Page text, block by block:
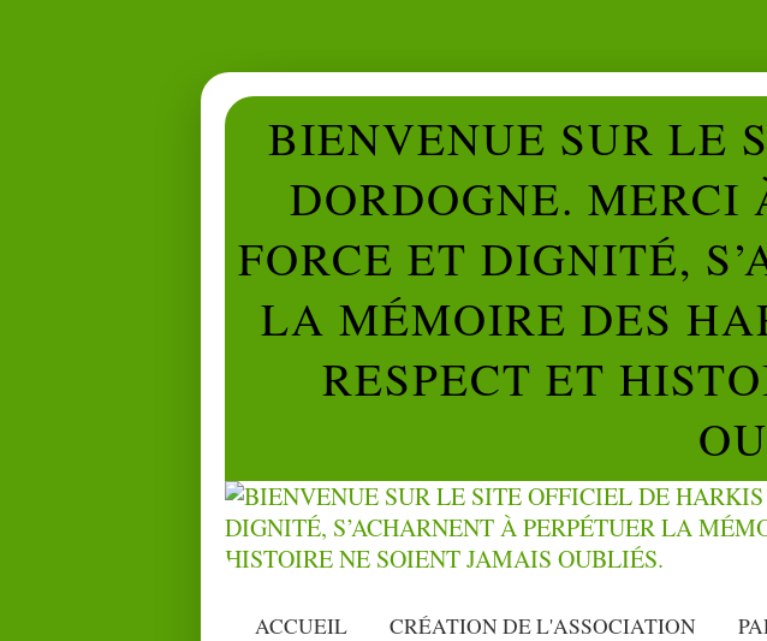
BIENVENUE SUR LE
DORDOGNE. MERCI
FORCE ET DIGNITÉ,
LA MÉMOIRE DES
RESPECT ET
ACCUEIL CRÉATION DE L'ASSOCIATION